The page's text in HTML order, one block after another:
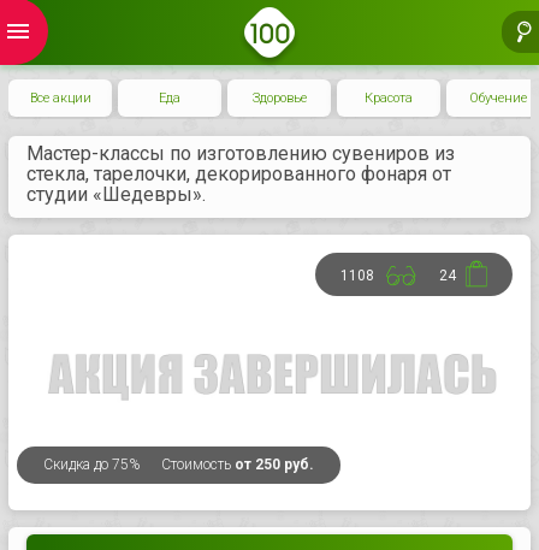
menu
Все акции Еда Здоровье Красота Обучение
Мастер-классы по изготовлению сувениров из
стекла, тарелочки, декорированного фонаря от
студии «Шедевры».
Скидка до 75% Стоимость от 250 руб.
1108 24